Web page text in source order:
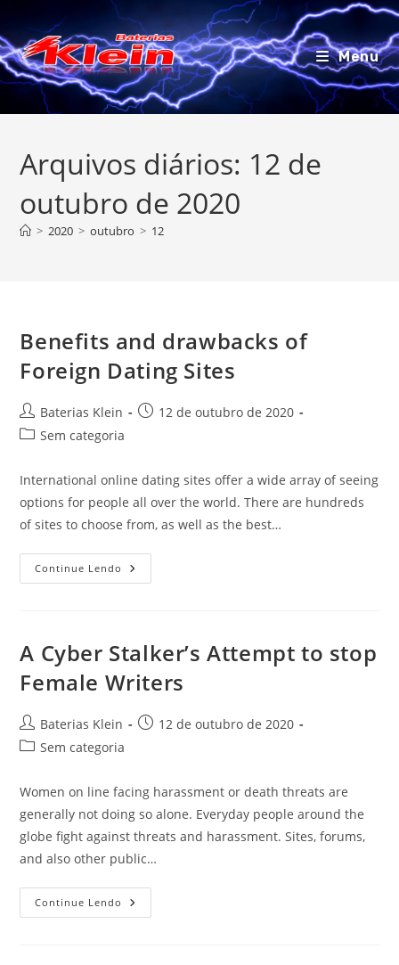
para
o
conteúdo
Menu
Arquivos diários: 12 de
outubro de 2020
> 2020 > outubro > 12
Benefits and drawbacks of
Foreign Dating Sites
Autor
do
Baterias Klein
Post12 de outubro de 2020
Categoria
post:
Sem categoria
International online dating sites offer a wide array of seeing
options for people all over the world. There are hundreds
of sites to choose from, as well as the best…
Continue Lendo Benefits
And
Sites
A Cyber Stalker’s Attempt to stop
Female Writers
Autor
do
Baterias Klein
Post12 de outubro de 2020
Categoria
post:
Sem categoria
Women on line facing harassment or death threats are
generally not doing so alone. Everyday people around the
globe fight against threats and harassment. Sites, forums,
and also other public…
Continue Lendo A
Cyber